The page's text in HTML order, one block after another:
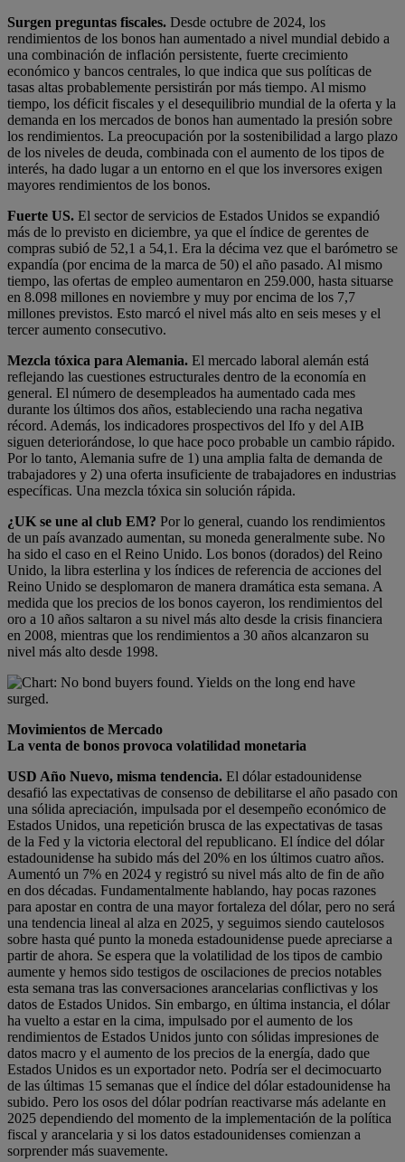
Surgen preguntas fiscales. Desde octubre de 2024, los
rendimientos de los bonos han aumentado a nivel mundial debido a
una combinación de inflación persistente, fuerte crecimiento
económico y bancos centrales, lo que indica que sus políticas de
tasas altas probablemente persistirán por más tiempo. Al mismo
tiempo, los déficit fiscales y el desequilibrio mundial de la oferta y la
demanda en los mercados de bonos han aumentado la presión sobre
los rendimientos. La preocupación por la sostenibilidad a largo plazo
de los niveles de deuda, combinada con el aumento de los tipos de
interés, ha dado lugar a un entorno en el que los inversores exigen
mayores rendimientos de los bonos.
Fuerte US. El sector de servicios de Estados Unidos se expandió
más de lo previsto en diciembre, ya que el índice de gerentes de
compras subió de 52,1 a 54,1. Era la décima vez que el barómetro se
expandía (por encima de la marca de 50) el año pasado. Al mismo
tiempo, las ofertas de empleo aumentaron en 259.000, hasta situarse
en 8.098 millones en noviembre y muy por encima de los 7,7
millones previstos. Esto marcó el nivel más alto en seis meses y el
tercer aumento consecutivo.
Mezcla tóxica para Alemania. El mercado laboral alemán está
reflejando las cuestiones estructurales dentro de la economía en
general. El número de desempleados ha aumentado cada mes
durante los últimos dos años, estableciendo una racha negativa
récord. Además, los indicadores prospectivos del Ifo y del AIB
siguen deteriorándose, lo que hace poco probable un cambio rápido.
Por lo tanto, Alemania sufre de 1) una amplia falta de demanda de
trabajadores y 2) una oferta insuficiente de trabajadores en industrias
específicas. Una mezcla tóxica sin solución rápida.
¿UK se une al club EM? Por lo general, cuando los rendimientos
de un país avanzado aumentan, su moneda generalmente sube. No
ha sido el caso en el Reino Unido. Los bonos (dorados) del Reino
Unido, la libra esterlina y los índices de referencia de acciones del
Reino Unido se desplomaron de manera dramática esta semana. A
medida que los precios de los bonos cayeron, los rendimientos del
oro a 10 años saltaron a su nivel más alto desde la crisis financiera
en 2008, mientras que los rendimientos a 30 años alcanzaron su
nivel más alto desde 1998.
Movimientos de Mercado
La venta de bonos provoca volatilidad monetaria
USD Año Nuevo, misma tendencia. El dólar estadounidense
desafió las expectativas de consenso de debilitarse el año pasado con
una sólida apreciación, impulsada por el desempeño económico de
Estados Unidos, una repetición brusca de las expectativas de tasas
de la Fed y la victoria electoral del republicano. El índice del dólar
estadounidense ha subido más del 20% en los últimos cuatro años.
Aumentó un 7% en 2024 y registró su nivel más alto de fin de año
en dos décadas. Fundamentalmente hablando, hay pocas razones
para apostar en contra de una mayor fortaleza del dólar, pero no será
una tendencia lineal al alza en 2025, y seguimos siendo cautelosos
sobre hasta qué punto la moneda estadounidense puede apreciarse a
partir de ahora. Se espera que la volatilidad de los tipos de cambio
aumente y hemos sido testigos de oscilaciones de precios notables
esta semana tras las conversaciones arancelarias conflictivas y los
datos de Estados Unidos. Sin embargo, en última instancia, el dólar
ha vuelto a estar en la cima, impulsado por el aumento de los
rendimientos de Estados Unidos junto con sólidas impresiones de
datos macro y el aumento de los precios de la energía, dado que
Estados Unidos es un exportador neto. Podría ser el decimocuarto
de las últimas 15 semanas que el índice del dólar estadounidense ha
subido. Pero los osos del dólar podrían reactivarse más adelante en
2025 dependiendo del momento de la implementación de la política
fiscal y arancelaria y si los datos estadounidenses comienzan a
sorprender más suavemente.